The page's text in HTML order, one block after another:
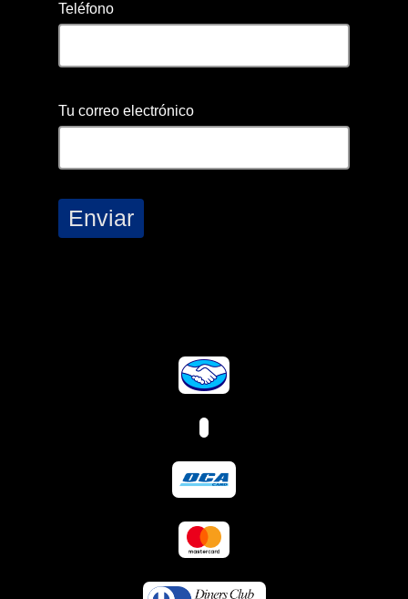
Teléfono
Tu correo electrónico